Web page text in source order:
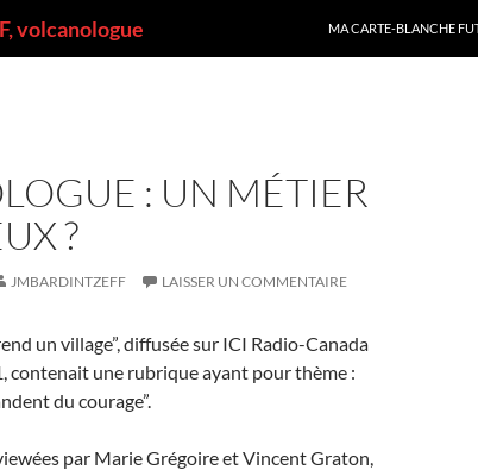
volcanologue
MA CARTE-BLANCHE
: UN MÉTIER
?
JMBARDINTZEFF LAISSER UN COMMENTAIRE
un village”, diffusée sur ICI Radio-Canada
contenait une rubrique ayant pour thème :
du courage”.
par Marie Grégoire et Vincent Graton,